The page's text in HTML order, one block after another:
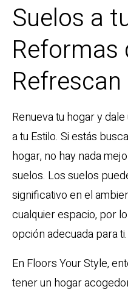
Suelos a
Reformas
Renueva tu hogar y
a tu Estilo. Si estás
hogar, no hay nada
suelos. Los suelos
significativo en el
cualquier espacio, por
opción adecuada para ti.
En Floors Your Style,
tener un hogar